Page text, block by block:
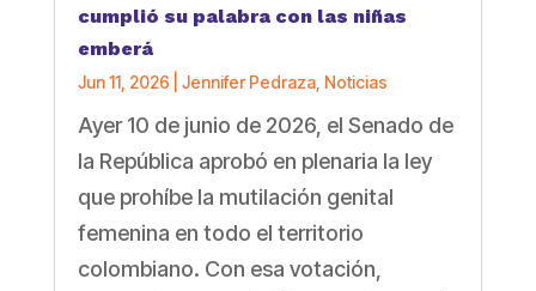
cumplió su palabra con las niñas
emberá
Jun 11, 2026 Jennifer Pedraza, Noticias
Ayer 10 de junio de 2026, el Senado de
la República aprobó en plenaria la ley
que prohíbe la mutilación genital
femenina en todo el territorio
colombiano. Con esa votación,